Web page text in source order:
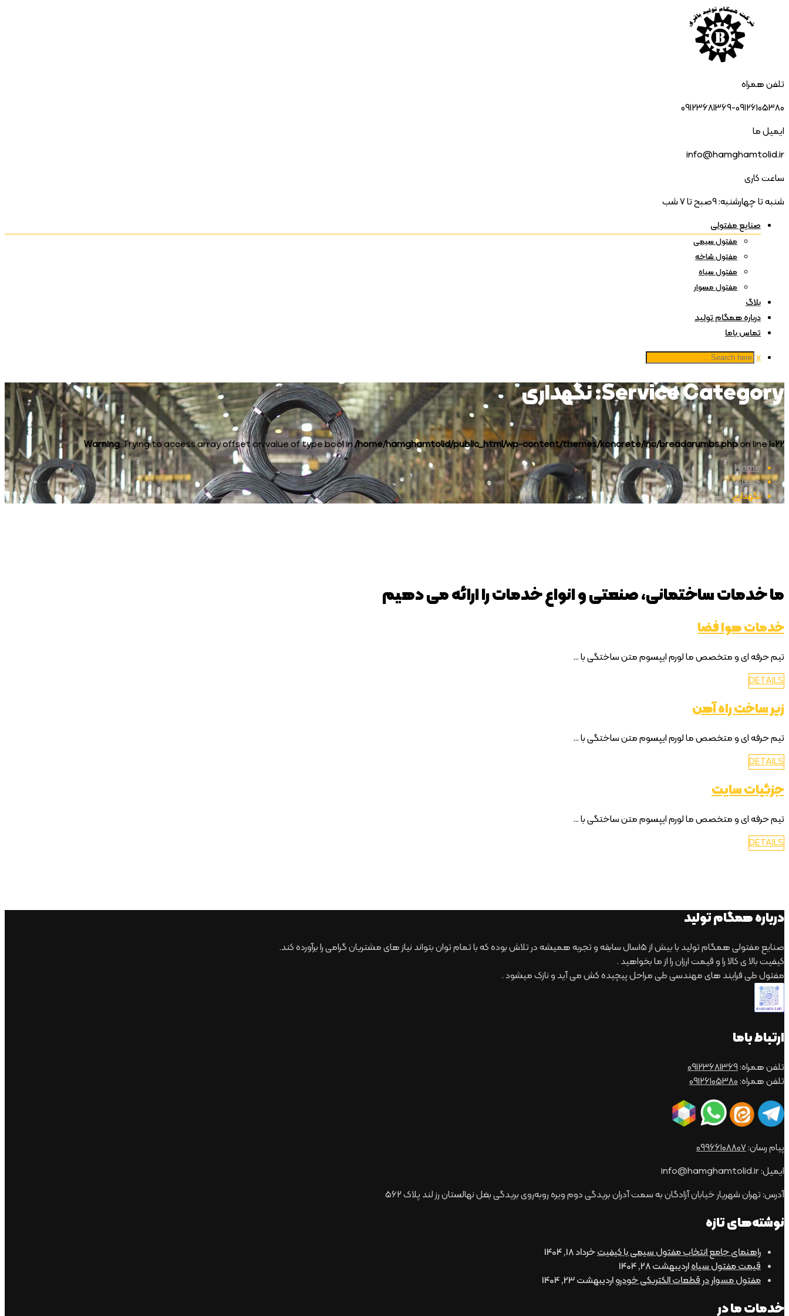
تلفن همراه
09123681369-09126105380
ایمیل ما
info@hamghamtolid.ir
ساعت کاری
شنبه تا چهارشنبه: 9صبح تا 7 شب
صنایع مفتولی
مفتول سیمی
مفتول شاخه
مفتول سیاه
مفتول مسوار
بلاگ
درباره همگام تولید
تماس باما
x
Service Category: نگهداری
Warning: Trying to access array offset on value of type bool in/home/hamghamtolid/public_html/wp-content/themes/koncrete/inc/breadcrumbs.phpon line1022
Home
خدمات
نگهداری
ما خدمات ساختمانی، صنعتی و انواع خدمات را ارائه می دهیم
خدمات هوا فضا
تیم حرفه ای و متخصص ما لورم ایپسوم متن ساختگی با ...
DETAILS
زیر ساخت راه آهن
تیم حرفه ای و متخصص ما لورم ایپسوم متن ساختگی با ...
DETAILS
جزئیات سایت
تیم حرفه ای و متخصص ما لورم ایپسوم متن ساختگی با ...
DETAILS
درباره همگام تولید
صنایع مفتولی همگام تولید با بیش از 15سال سابقه و تجربه همیشه در تلاش بوده که با تمام توان بتواند نیاز های مشتریان گرامی را برآورده کند.
کیفیت بالا ی کالا را و قیمت ارزان را از ما بخواهید .
مفتول طی فرایند های مهندسی طی مراحل پیچیده کش می آید و نازک میشود .
ارتباط باما
تلفن همراه:09123681369
تلفن همراه:09126105380
پیام رسان:09966108807
ایمیل: info@hamghamtolid.ir
آدرس: تهران شهریار خیابان آزادگان به سمت آدران بریدگی دوم ویره روبه‌روی بریدگی بغل نهالستان رز لند پلاک 562
نوشته‌های تازه
راهنمای جامع انتخاب مفتول سیمی با کیفیتخرداد 18, 1404
قیمت مفتول سیاهاردیبهشت 28, 1404
مفتول مسوار در قطعات الکتریکی خودرواردیبهشت 23, 1404
خدمات ما در